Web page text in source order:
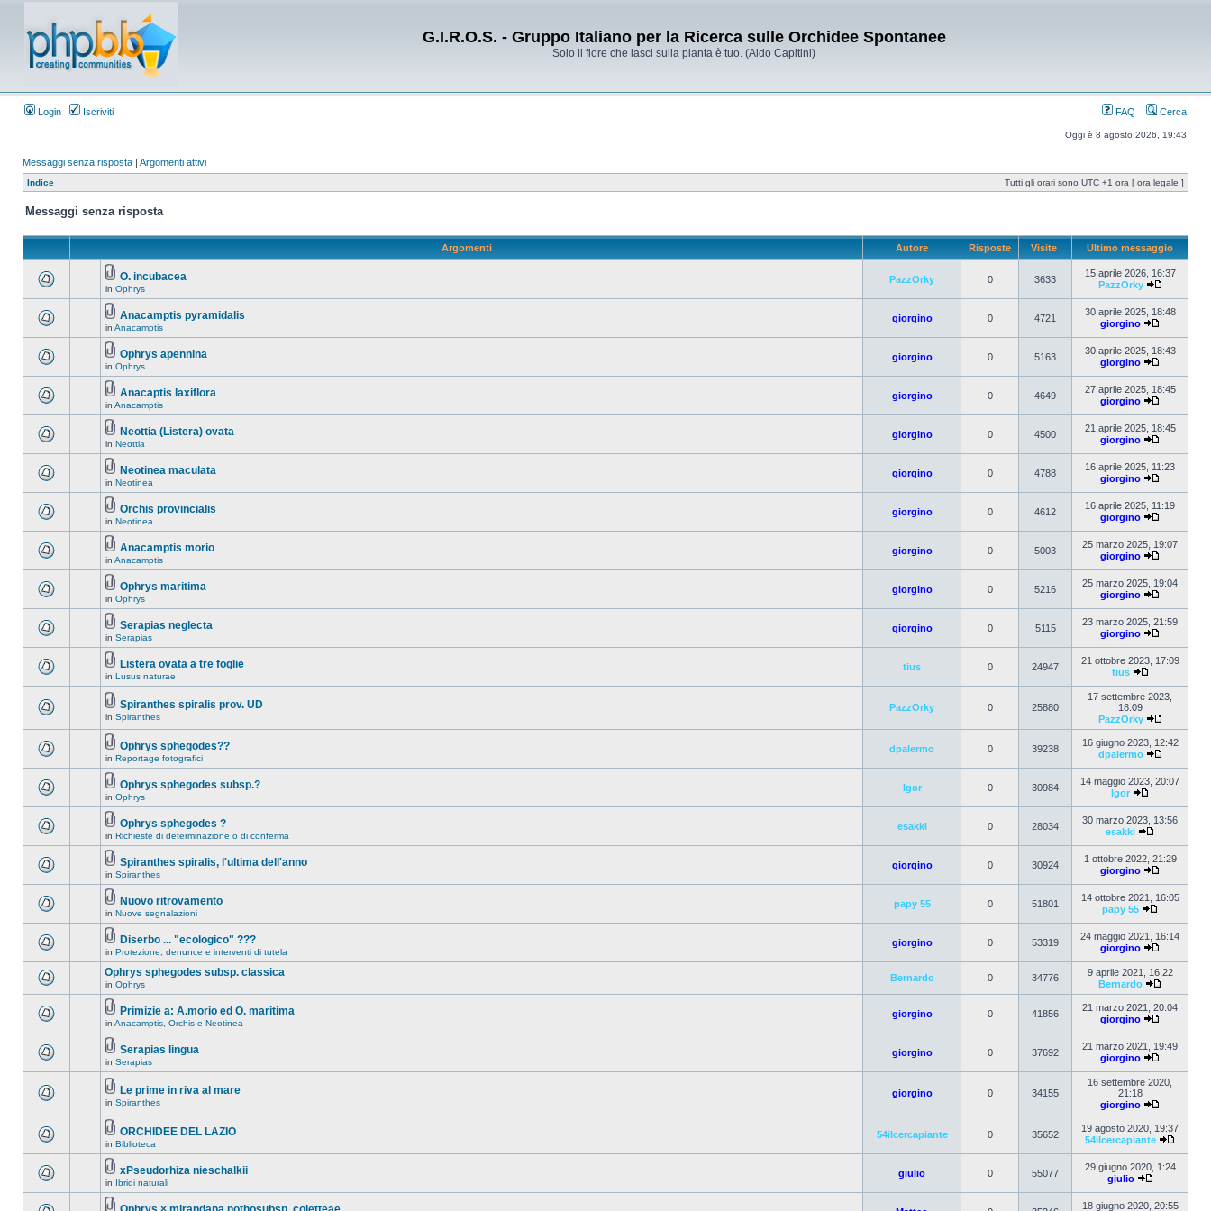
G.I.R.O.S. - Gruppo Italiano per la Ricerca sulle Orchidee Spontanee
Solo il fiore che lasci sulla pianta è tuo. (Aldo Capitini)
Login Iscriviti FAQ Cerca
Oggi è 8 agosto 2026, 19:43
Messaggi senza risposta | Argomenti attivi
Indice Tutti gli orari sono UTC +1 ora [ ora legale ]
Messaggi senza risposta
Argomenti Autore Risposte Visite Ultimo messaggio
O. incubacea
in Ophrys
PazzOrky 0 3633
15 aprile 2026, 16:37
PazzOrky
Anacamptis pyramidalis
in Anacamptis
giorgino 0 4721
30 aprile 2025, 18:48
giorgino
Ophrys apennina
in Ophrys
giorgino 0 5163
30 aprile 2025, 18:43
giorgino
Anacaptis laxiflora
in Anacamptis
giorgino 0 4649
27 aprile 2025, 18:45
giorgino
Neottia (Listera) ovata
in Neottia
giorgino 0 4500
21 aprile 2025, 18:45
giorgino
Neotinea maculata
in Neotinea
giorgino 0 4788
16 aprile 2025, 11:23
giorgino
Orchis provincialis
in Neotinea
giorgino 0 4612
16 aprile 2025, 11:19
giorgino
Anacamptis morio
in Anacamptis
giorgino 0 5003
25 marzo 2025, 19:07
giorgino
Ophrys maritima
in Ophrys
giorgino 0 5216
25 marzo 2025, 19:04
giorgino
Serapias neglecta
in Serapias
giorgino 0 5115
23 marzo 2025, 21:59
giorgino
Listera ovata a tre foglie
in Lusus naturae
tius 0 24947
21 ottobre 2023, 17:09
tius
Spiranthes spiralis prov. UD
in Spiranthes
PazzOrky 0 25880
17 settembre 2023,
18:09
PazzOrky
Ophrys sphegodes??
in Reportage fotografici
dpalermo 0 39238
16 giugno 2023, 12:42
dpalermo
Ophrys sphegodes subsp.?
in Ophrys
Igor 0 30984
14 maggio 2023, 20:07
Igor
Ophrys sphegodes ?
in Richieste di determinazione o di conferma
esakki 0 28034
30 marzo 2023, 13:56
esakki
Spiranthes spiralis, l'ultima dell'anno
in Spiranthes
giorgino 0 30924
1 ottobre 2022, 21:29
giorgino
Nuovo ritrovamento
in Nuove segnalazioni
papy 55 0 51801
14 ottobre 2021, 16:05
papy 55
Diserbo ... "ecologico" ???
in Protezione, denunce e interventi di tutela
giorgino 0 53319
24 maggio 2021, 16:14
giorgino
Ophrys sphegodes subsp. classica
in Ophrys
Bernardo 0 34776
9 aprile 2021, 16:22
Bernardo
Primizie a: A.morio ed O. maritima
in Anacamptis, Orchis e Neotinea
giorgino 0 41856
21 marzo 2021, 20:04
giorgino
Serapias lingua
in Serapias
giorgino 0 37692
21 marzo 2021, 19:49
giorgino
Le prime in riva al mare
in Spiranthes
giorgino 0 34155
16 settembre 2020,
21:18
giorgino
ORCHIDEE DEL LAZIO
in Biblioteca
54ilcercapiante 0 35652
19 agosto 2020, 19:37
54ilcercapiante
xPseudorhiza nieschalkii
in Ibridi naturali
giulio 0 55077
29 giugno 2020, 1:24
giulio
18 giugno 2020, 20:55